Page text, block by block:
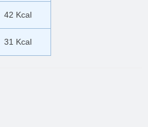
42 Kcal
31 Kcal